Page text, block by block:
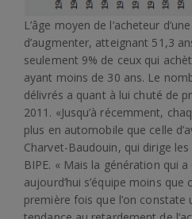
L’âge moyen de l’acheteur
d’augmenter, atteignant 51,3
seulement 9% de ceux qui
ayant moins de 30 ans. Le
délivrés a quant à lui chuté de
2011. «Jusqu’à récemment,
plus en automobile que celle
Charvet-Baudouin, qui dirige
BIPE. « Mais la génération qui
aujourd’hui s’équipe moins que
première fois que l’on constate